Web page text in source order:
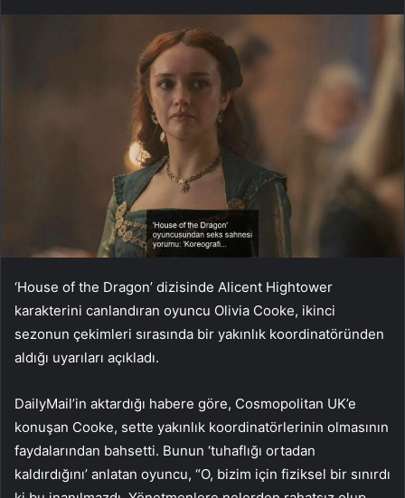
‘House of the Dragon’ dizisinde Alicent Hightower
karakterini canlandıran oyuncu Olivia Cooke, ikinci
sezonun çekimleri sırasında bir yakınlık koordinatöründen
aldığı uyarıları açıkladı.
DailyMail’in aktardığı habere göre, Cosmopolitan UK’e
konuşan Cooke, sette yakınlık koordinatörlerinin olmasının
faydalarından bahsetti. Bunun ‘tuhaflığı ortadan
kaldırdığını’ anlatan oyuncu, “O, bizim için fiziksel bir sınırdı